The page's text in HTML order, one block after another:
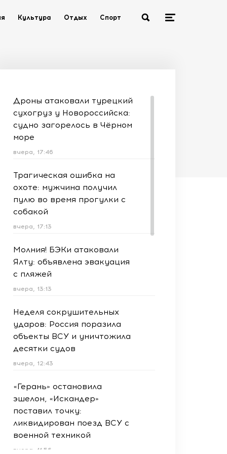
Культура Отдых Спорт
Дроны атаковали турецкий
сухогруз у Новороссийска:
судно загорелось в Чёрном
море
вчера, 17:46
Трагическая ошибка на
охоте: мужчина получил
пулю во время прогулки с
собакой
вчера, 17:13
Молния! БЭКи атаковали
Ялту: объявлена эвакуация
с пляжей
вчера, 13:13
Неделя сокрушительных
ударов: Россия поразила
объекты ВСУ и уничтожила
десятки судов
вчера, 12:43
«Герань» остановила
эшелон, «Искандер»
поставил точку:
ликвидирован поезд ВСУ с
военной техникой
вчера, 11:56